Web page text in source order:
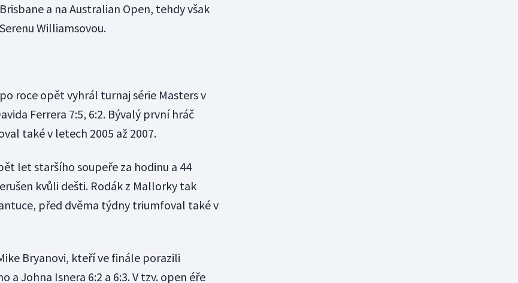
a na Australian Open, tehdy však
Williamsovou.
roce opět vyhrál turnaj série Masters v
Ferrera 7:5, 6:2. Bývalý první hráč
také v letech 2005 až 2007.
let staršího soupeře za hodinu a 44
kvůli dešti. Rodák z Mallorky tak
před dvěma týdny triumfoval také v
Bryanovi, kteří ve finále porazili
a Johna Isnera 6:2 a 6:3. V tzv. open éře